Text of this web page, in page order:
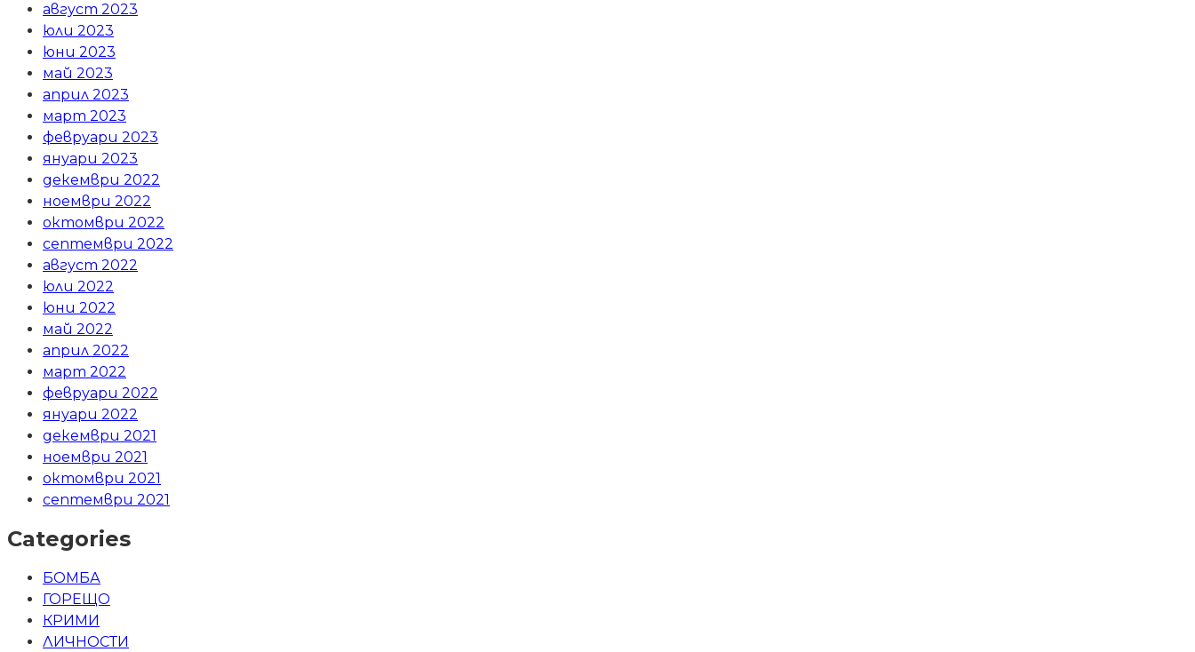
август 2023
юли 2023
юни 2023
май 2023
април 2023
март 2023
февруари 2023
януари 2023
декември 2022
ноември 2022
октомври 2022
септември 2022
август 2022
юли 2022
юни 2022
май 2022
април 2022
март 2022
февруари 2022
януари 2022
декември 2021
ноември 2021
октомври 2021
септември 2021
Categories
БОМБА
ГОРЕЩО
КРИМИ
ЛИЧНОСТИ